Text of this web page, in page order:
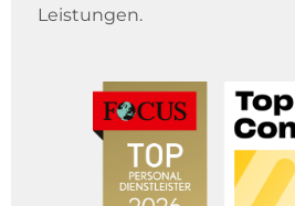
Leistungen.